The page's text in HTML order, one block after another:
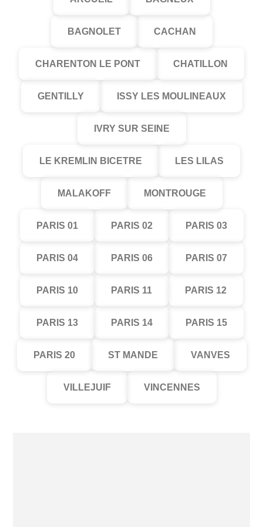
BAGNOLET CACHAN
CHARENTON LE PONT CHATILLON
GENTILLY ISSY LES MOULINEAUX
IVRY SUR SEINE
LE KREMLIN BICETRE LES LILAS
MALAKOFF MONTROUGE
PARIS 01 PARIS 02 PARIS 03
PARIS 04 PARIS 06 PARIS 07
PARIS 10 PARIS 11 PARIS 12
PARIS 13 PARIS 14 PARIS 15
PARIS 20 ST MANDE VANVES
VILLEJUIF VINCENNES